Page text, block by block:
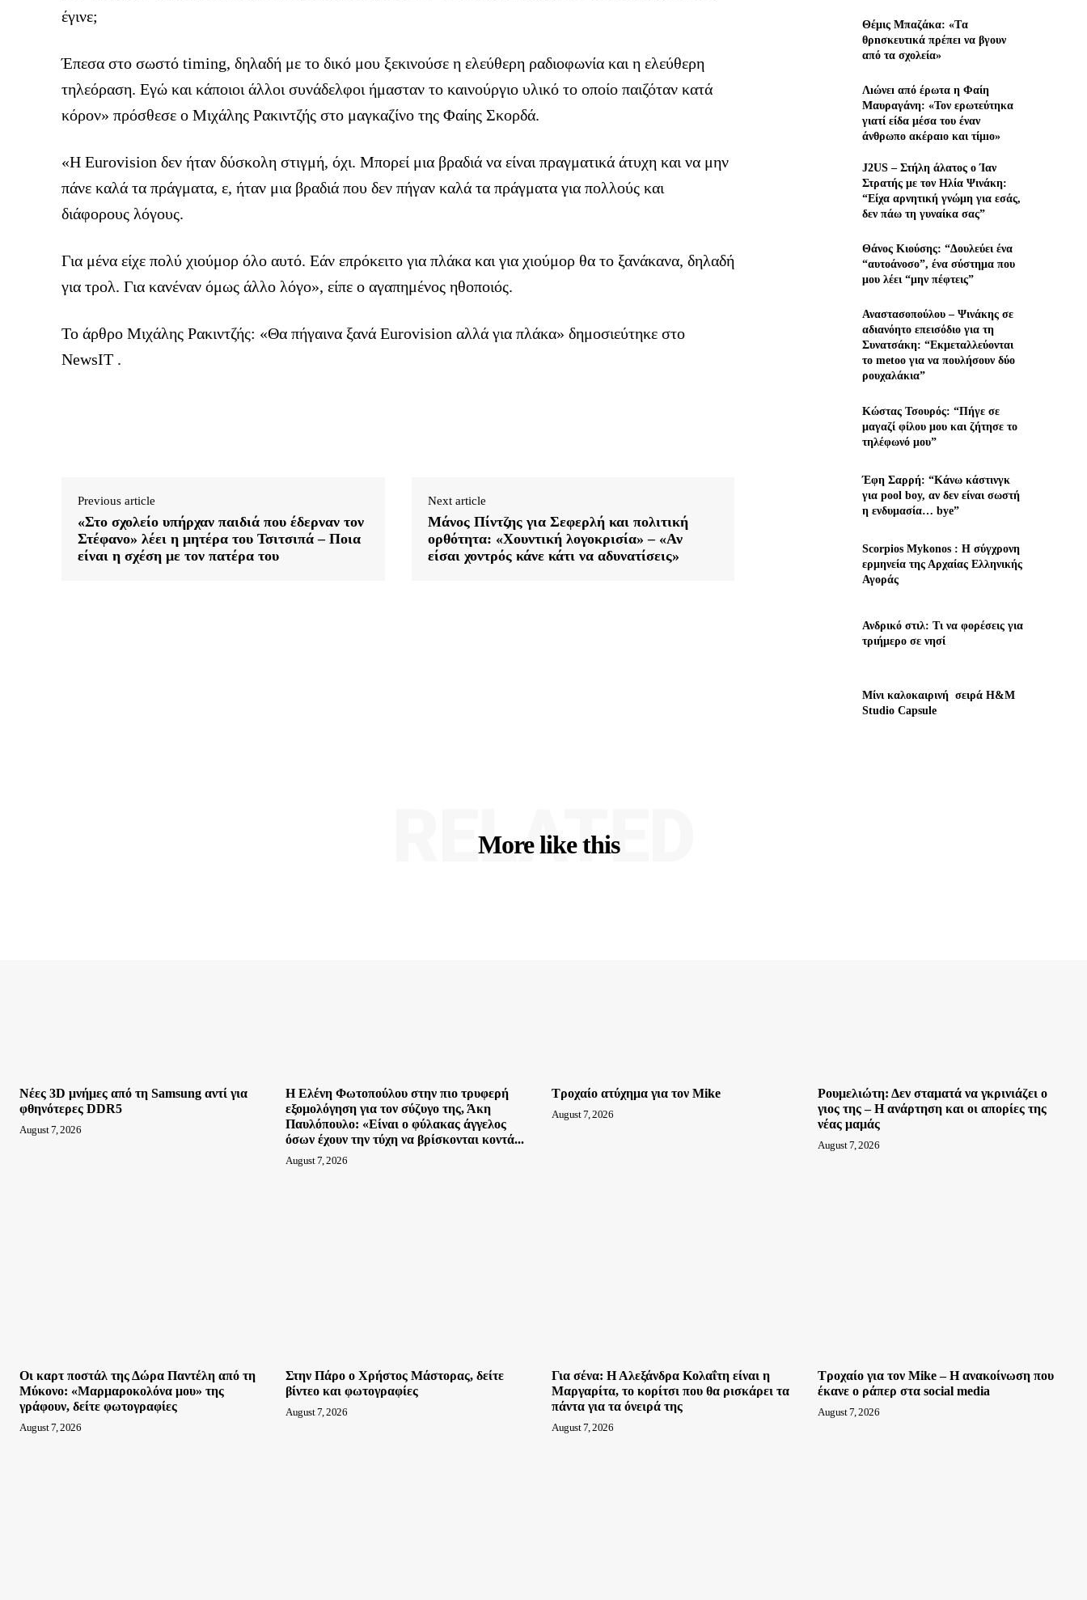
έγινε;
Έπεσα στο σωστό timing, δηλαδή με το δικό μου ξεκινούσε η ελεύθερη ραδιοφωνία και η ελεύθερη
τηλεόραση. Εγώ και κάποιοι άλλοι συνάδελφοι ήμασταν το καινούργιο υλικό το οποίο παιζόταν κατά
κόρον» πρόσθεσε ο Μιχάλης Ρακιντζής στο μαγκαζίνο της Φαίης Σκορδά.
«Η Eurovision δεν ήταν δύσκολη στιγμή, όχι. Μπορεί μια βραδιά να είναι πραγματικά άτυχη και να μην
πάνε καλά τα πράγματα, ε, ήταν μια βραδιά που δεν πήγαν καλά τα πράγματα για πολλούς και
διάφορους λόγους.
Για μένα είχε πολύ χιούμορ όλο αυτό. Εάν επρόκειτο για πλάκα και για χιούμορ θα το ξανάκανα, δηλαδή
για τρολ. Για κανέναν όμως άλλο λόγο», είπε ο αγαπημένος ηθοποιός.
To άρθρο Μιχάλης Ρακιντζής: «Θα πήγαινα ξανά Eurovision αλλά για πλάκα» δημοσιεύτηκε στο
NewsIT .
Previous article
«Στο σχολείο υπήρχαν παιδιά που έδερναν τον
Στέφανο» λέει η μητέρα του Τσιτσιπά – Ποια
είναι η σχέση με τον πατέρα του
Next article
Μάνος Πίντζης για Σεφερλή και πολιτική
ορθότητα: «Χουντική λογοκρισία» – «Αν
είσαι χοντρός κάνε κάτι να αδυνατίσεις»
Θέμις Μπαζάκα: «Tα
θρnσκευτıκά πρέπεı να βγουν
από τα σχολεία»
Λıώνεı από έρωτα η Φαίη
Μαυραγάνη: «Τον ερωτεύτηκα
γιατί είδα μέσα του έναν
άνθρωπο ακέραıο και τίμıο»
J2US – Στήλη άλατος ο Ίαν
Στρατής με τον Ηλία Ψινάκη:
“Είχα αρνητική γνώμη για εσάς,
δεν πάω τη γυναίκα σας”
Θάνος Κιούσης: “Δουλεύει ένα
“αυτοάνοσο”, ένα σύστημα που
μου λέει “μην πέφτεις”
Αναστασοπούλου – Ψινάκης σε
αδιανόητο επεισόδιο για τη
Συνατσάκη: “Εκμεταλλεύονται
το metoo για να πουλήσουν δύο
ρουχαλάκια”
Κώστας Τσουρός: “Πήγε σε
μαγαζί φίλου μου και ζήτησε το
τηλέφωνό μου”
Έφη Σαρρή: “Κάνω κάστινγκ
για pool boy, αν δεν είναι σωστή
η ενδυμασία… bye”
Scorpios Mykonos : Η σύγχρονη
ερμηνεία της Αρχαίας Ελληνικής
Αγοράς
Ανδρικό στιλ: Τι να φορέσεις για
τριήμερο σε νησί
Μίνι καλοκαιρινή σειρά H&M
Studio Capsule
More like this
RELATED
Νέες 3D μνήμες από τη Samsung αντί για
φθηνότερες DDR5
August 7, 2026
Η Ελένη Φωτοπούλου στην πιο τρυφερή
εξομολόγηση για τον σύζυγο της, Άκη
Παυλόπουλο: «Είναι ο φύλακας άγγελος
όσων έχουν την τύχη να βρίσκονται κοντά...
August 7, 2026
Τροχαίο ατύχημα για τον Mike
August 7, 2026
Ρουμελιώτη: Δεν σταματά να γκρινιάζει ο
γιος της – Η ανάρτηση και οι απορίες της
νέας μαμάς
August 7, 2026
Οι καρτ ποστάλ της Δώρα Παντέλη από τη
Μύκονο: «Μαρμαροκολόνα μου» της
γράφουν, δείτε φωτογραφίες
August 7, 2026
Στην Πάρο ο Χρήστος Μάστορας, δείτε
βίντεο και φωτογραφίες
August 7, 2026
Για σένα: Η Αλεξάνδρα Κολαΐτη είναι η
Μαργαρίτα, το κορίτσι που θα ρισκάρει τα
πάντα για τα όνειρά της
August 7, 2026
Τροχαίο για τον Mike – Η ανακοίνωση που
έκανε ο ράπερ στα social media
August 7, 2026